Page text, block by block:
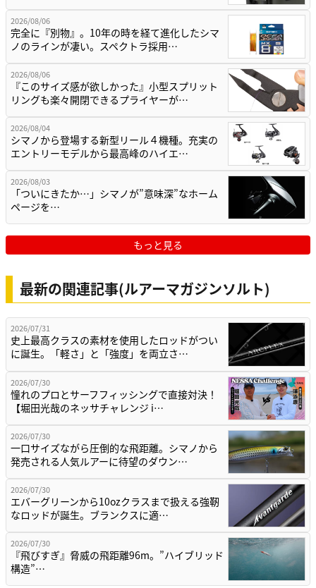
2026/08/06
完全に『別物』。10年の時を経て進化したシマ
ノのラインが凄い。スペクトラ採用…
2026/08/06
『このサイズ感が欲しかった』小型スプリット
リングも楽々開閉できるプライヤーが…
2026/08/04
シマノから登場する新型リール４機種。充実の
エントリーモデルから最高峰のハイエ…
2026/08/03
「ついにきたか…」シマノが”意味深”なホーム
ページを…
もっと見る
最新の関連記事(ルアーマガジンソルト)
2026/07/31
史上最高クラスの素材を使用したロッドがつい
に誕生。「軽さ」と「強度」を両立さ…
2026/07/30
憧れのプロとサーフフィッシングで直接対決！
【堀田光哉のネッサチャレンジ i…
2026/07/30
一口サイズながら圧倒的な飛距離。シマノから
発売される人気ルアーに待望のダウン…
2026/07/30
エバーグリーンから10ozクラスまで扱える強靭
なロッドが誕生。ブランクスに適…
2026/07/30
『飛びすぎ』脅威の飛距離96m。”ハイブリッド
構造”…